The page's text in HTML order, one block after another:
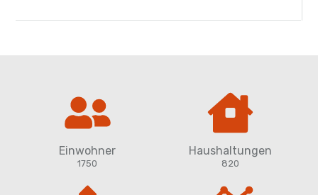
Schnellzugriff
Einwohner
1750
Haushaltungen
820